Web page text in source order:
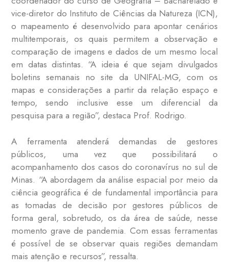
vice-diretor do Instituto de Ciências da Natureza (ICN),
o mapeamento é desenvolvido para apontar cenários
multitemporais, os quais permitem a observação e
comparação de imagens e dados de um mesmo local
em datas distintas. “A ideia é que sejam divulgados
boletins semanais no site da UNIFAL-MG, com os
mapas e considerações a partir da relação espaço e
tempo, sendo inclusive esse um diferencial da
pesquisa para a região”, destaca Prof. Rodrigo.
A ferramenta atenderá demandas de gestores
públicos, uma vez que possibilitará o
acompanhamento dos casos do coronavírus no sul de
Minas. “A abordagem da análise espacial por meio da
ciência geográfica é de fundamental importância para
as tomadas de decisão por gestores públicos de
forma geral, sobretudo, os da área de saúde, nesse
momento grave de pandemia. Com essas ferramentas
é possível de se observar quais regiões demandam
mais atenção e recursos”, ressalta.